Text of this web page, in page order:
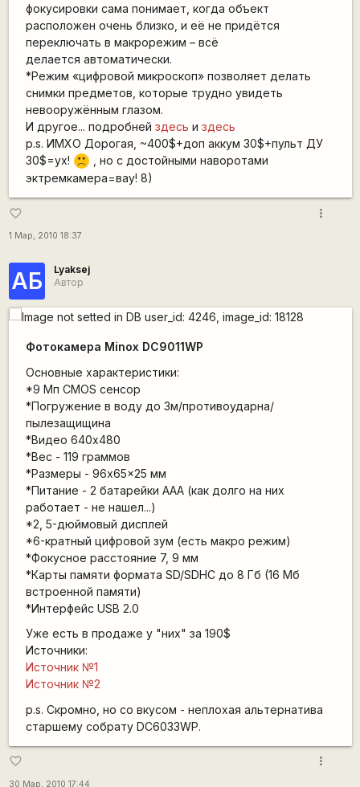
фокусировки сама понимает, когда объект
расположен очень близко, и её не придётся
переключать в макрорежим – всё
делается автоматически.
*Режим «цифровой микроскоп» позволяет делать
снимки предметов, которые трудно увидеть
невооружённым глазом.
И другое... подробней здесь и здесь
p.s. ИМХО Дорогая, ~400$+доп аккум 30$+пульт ДУ
30$=ух!
:(
, но с достойными наворотами
эктремкамeра=вау! 8)
favorite_border
1 Мар, 2010 18:37
more_vert
АБ
Lyaksej
Автор
Фотокамера Minox DC9011WP
Основные характеристики:
*9 Мп CMOS сенсор
*Погружение в воду до 3м/противоударна/
пылезащищина
*Видео 640х480
*Вес - 119 граммов
*Размеры - 96x65x25 мм
*Питание - 2 батарейки AAA (как долго на них
работает - не нашел...)
*2, 5-дюймовый дисплей
*6-кратный цифровой зум (есть макро режим)
*Фокусное расстояние 7, 9 мм
*Карты памяти формата SD/SDHC до 8 Гб (16 Мб
встроенной памяти)
*Интерфейс USB 2.0
Уже есть в продаже у "них" за 190$
Источники:
Источник №1
Источник №2
p.s. Скромно, но со вкусом - неплохая альтернатива
старшему собрату DC6033WP.
favorite_border
30 Мар, 2010 17:44
more_vert